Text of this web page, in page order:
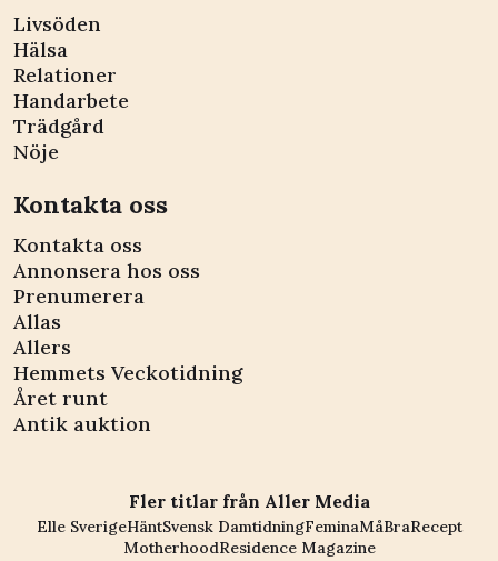
Livsöden
Hälsa
Relationer
Handarbete
Trädgård
Nöje
Kontakta oss
Kontakta oss
Annonsera hos oss
Prenumerera
Allas
Allers
Hemmets Veckotidning
Året runt
Antik auktion
Fler titlar från Aller Media
Elle SverigeHäntSvensk DamtidningFeminaMåBraRecept
MotherhoodResidence Magazine